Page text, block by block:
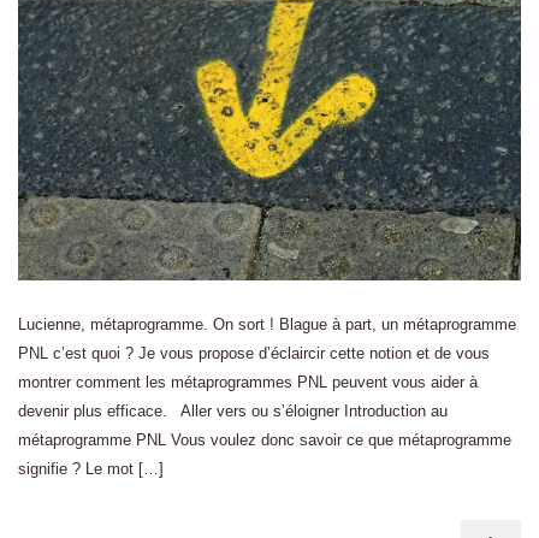
Lucienne, métaprogramme. On sort ! Blague à part, un métaprogramme
PNL c’est quoi ? Je vous propose d’éclaircir cette notion et de vous
montrer comment les métaprogrammes PNL peuvent vous aider à
devenir plus efficace. Aller vers ou s’éloigner Introduction au
métaprogramme PNL Vous voulez donc savoir ce que métaprogramme
signifie ? Le mot […]